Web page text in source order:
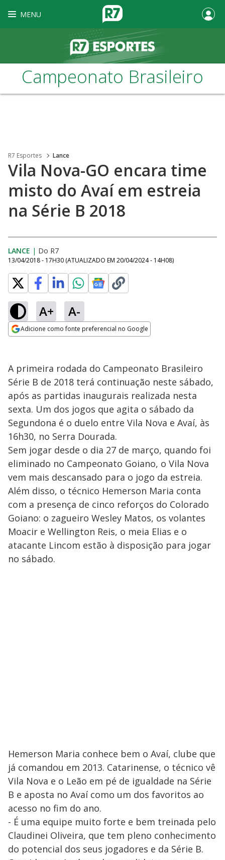
MENU
Campeonato Brasileiro
R7 Esportes Lance
Vila Nova-GO encara time
misto do Avaí em estreia
na Série B 2018
LANCE | Do R7
13/04/2018 - 17H30 (ATUALIZADO EM 20/04/2024 - 14H08)
A+ A-
Adicione como fonte preferencial no Google
A primeira rodada do Campeonato Brasileiro
Série B de 2018 terá continuação neste sábado,
após as partidas inaugurais realizada nesta
sexta. Um dos jogos que agita o sábado da
Segundona é o duelo entre Vila Nova e Avaí, às
16h30, no Serra Dourada.
Sem jogar desde o dia 27 de março, quando foi
eliminado no Campeonato Goiano, o Vila Nova
vem mais descansado para o jogo da estreia.
Além disso, o técnico Hemerson Maria conta
com a presença de cinco reforços do Colorado
Goiano: o zagueiro Wesley Matos, os volantes
Moacir e Wellington Reis, o meia Elias e o
atacante Lincom estão à disposição para jogar
no sábado.
Hemerson Maria conhece bem o Avaí, clube que
já comandou em 2013. Catarinense, o técnico vê
Vila Nova e o Leão em pé de igualdade na Série
B e aposta no Avaí como um dos favoritos ao
acesso no fim do ano.
- É uma equipe muito forte e bem treinada pelo
Claudinei Oliveira, que tem pleno conhecimento
do potencial dos seus jogadores e da Série B.